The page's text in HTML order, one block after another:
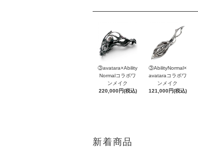
③avatara×Ability
Normalコラボワ
ンメイク
220,000円(税込)
③AbilityNormal×
avataraコラボワ
ンメイク
121,000円(税込)
新着商品